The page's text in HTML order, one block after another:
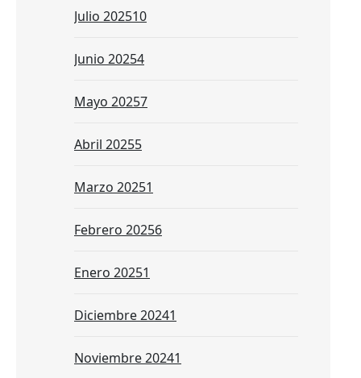
Julio 202510
Junio 20254
Mayo 20257
Abril 20255
Marzo 20251
Febrero 20256
Enero 20251
Diciembre 20241
Noviembre 20241